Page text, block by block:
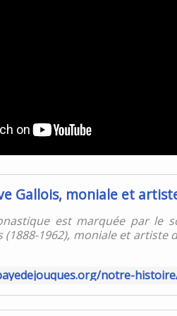
Gallois, moniale et
est marquée par le
(1888-1962), moniale et